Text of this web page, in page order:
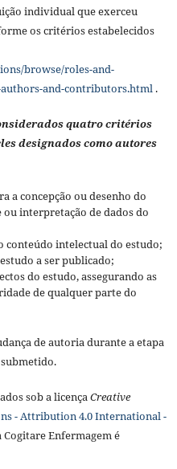
individual que exerceu
os critérios estabelecidos
browse/roles-and-
and-contributors.html.
quatro critérios
designados como autores
a concepção ou desenho do
ou interpretação de dados do
conteúdo intelectual do estudo;
a ser publicado;
do estudo, assegurando as
de qualquer parte do
de autoria durante a etapa
sob a licençaCreative
- Attribution 4.0 International -
Enfermagem é